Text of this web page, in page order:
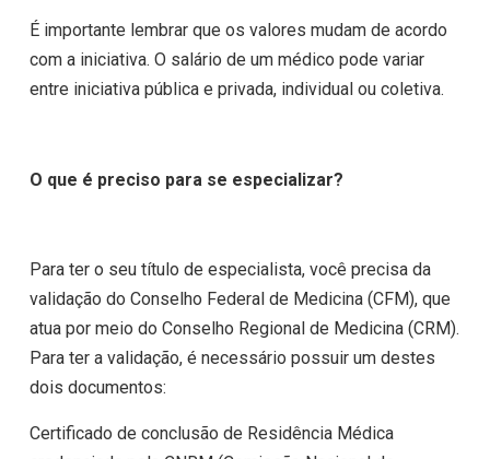
É importante lembrar que os valores mudam de acordo
com a iniciativa. O salário de um médico pode variar
entre iniciativa pública e privada, individual ou coletiva.
O que é preciso para se especializar?
Para ter o seu título de especialista, você precisa da
validação do Conselho Federal de Medicina (CFM), que
atua por meio do Conselho Regional de Medicina (CRM).
Para ter a validação, é necessário possuir um destes
dois documentos:
Certificado de conclusão de Residência Médica